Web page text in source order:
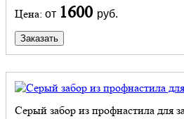
Цена: от 1600 руб.
Заказать
Серый забор из профнастила для